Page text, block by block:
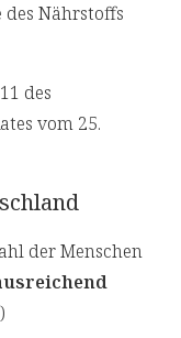
des Nährstoffs
des
vom 25.
der Menschen